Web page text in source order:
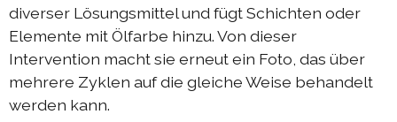
kontakt
diverser Lösungsmittel und fügt Schichten oder
Elemente mit Ölfarbe hinzu. Von dieser
Intervention macht sie erneut ein Foto, das über
mehrere Zyklen auf die gleiche Weise behandelt
werden kann.